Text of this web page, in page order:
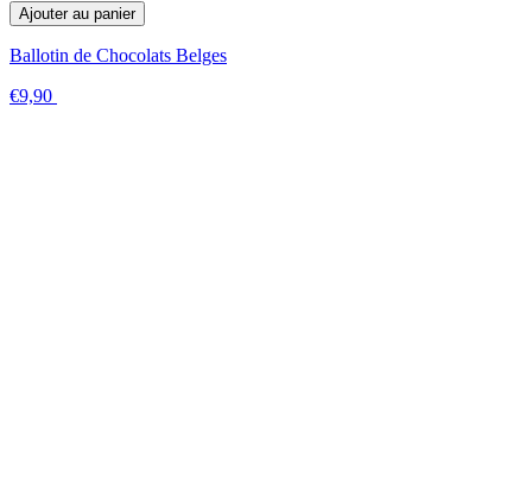
Ajouter au panier
Ballotin de Chocolats Belges
€9,90